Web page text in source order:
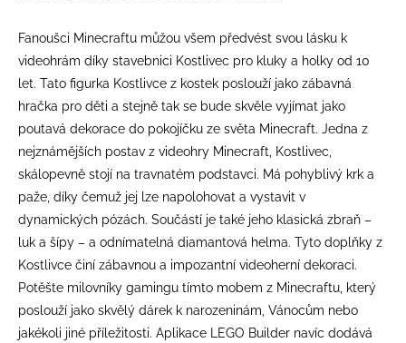
Fanoušci Minecraftu můžou všem předvést svou lásku k
videohrám díky stavebnici Kostlivec pro kluky a holky od 10
let. Tato figurka Kostlivce z kostek poslouží jako zábavná
hračka pro děti a stejně tak se bude skvěle vyjímat jako
poutavá dekorace do pokojíčku ze světa Minecraft. Jedna z
nejznámějších postav z videohry Minecraft, Kostlivec,
skálopevně stojí na travnatém podstavci. Má pohyblivý krk a
paže, díky čemuž jej lze napolohovat a vystavit v
dynamických pózách. Součástí je také jeho klasická zbraň –
luk a šípy – a odnímatelná diamantová helma. Tyto doplňky z
Kostlivce činí zábavnou a impozantní videoherní dekoraci.
Potěšte milovníky gamingu tímto mobem z Minecraftu, který
poslouží jako skvělý dárek k narozeninám, Vánocům nebo
jakékoli jiné příležitosti. Aplikace LEGO Builder navíc dodává